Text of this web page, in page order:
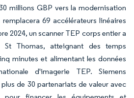
millions GBP vers la modernisation
69 accélérateurs linéaires
2024, un scanner TEP corps entier a
Thomas, atteignant des temps
minutes et alimentant les données
d'imagerie TEP. Siemens
de 30 partenariats de valeur avec